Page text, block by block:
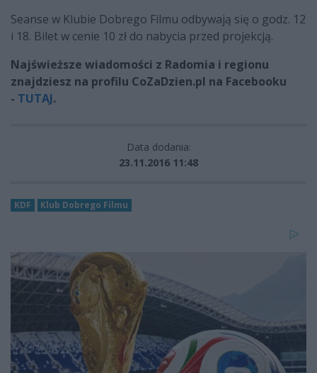
Seanse w Klubie Dobrego Filmu odbywają się o godz. 12
i 18. Bilet w cenie 10 zł do nabycia przed projekcją.
Najświeższe wiadomości z Radomia i regionu
znajdziesz na profilu CoZaDzien.pl na Facebooku
- TUTAJ.
Data dodania:
23.11.2016 11:48
KDF Klub Dobrego Filmu